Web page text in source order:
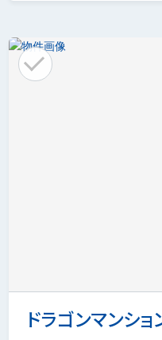
ドラゴンマンシ